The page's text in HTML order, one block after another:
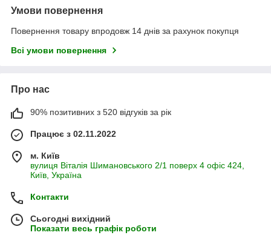
Умови повернення
Повернення товару впродовж 14 днів за рахунок покупця
Всі умови повернення
Про нас
90% позитивних з 520 відгуків за рік
Працює з 02.11.2022
м. Київ
вулиця Віталія Шимановського 2/1 поверх 4 офіс 424,
Київ, Україна
Контакти
Сьогодні вихідний
Показати весь графік роботи